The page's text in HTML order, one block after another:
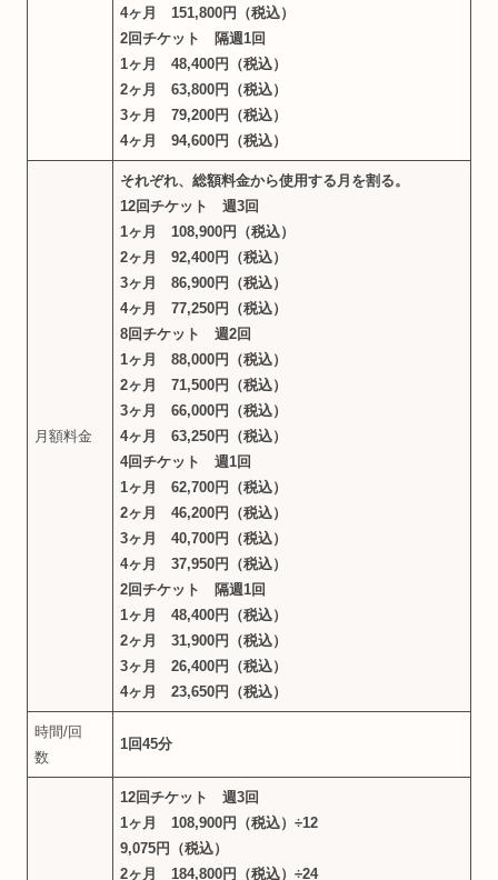
4ヶ月 151,800円（税込）
2回チケット 隔週1回
1ヶ月 48,400円（税込）
2ヶ月 63,800円（税込）
3ヶ月 79,200円（税込）
4ヶ月 94,600円（税込）
月額料金
それぞれ、総額料金から使用する月を割る。
12回チケット 週3回
1ヶ月 108,900円（税込）
2ヶ月 92,400円（税込）
3ヶ月 86,900円（税込）
4ヶ月 77,250円（税込）
8回チケット 週2回
1ヶ月 88,000円（税込）
2ヶ月 71,500円（税込）
3ヶ月 66,000円（税込）
4ヶ月 63,250円（税込）
4回チケット 週1回
1ヶ月 62,700円（税込）
2ヶ月 46,200円（税込）
3ヶ月 40,700円（税込）
4ヶ月 37,950円（税込）
2回チケット 隔週1回
1ヶ月 48,400円（税込）
2ヶ月 31,900円（税込）
3ヶ月 26,400円（税込）
4ヶ月 23,650円（税込）
時間/回
数
1回45分
12回チケット 週3回
1ヶ月 108,900円（税込）÷12
9,075円（税込）
2ヶ月 184,800円（税込）÷24